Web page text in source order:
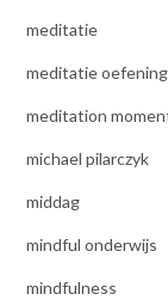
meditatie
meditatie oefening
meditation
michael pilarczyk
middag
mindful onderwijs
mindfulness